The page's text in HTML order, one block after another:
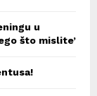
u
što mislite’